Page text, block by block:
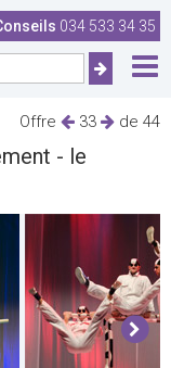
034 533 34 35
Offre 33 de 44
- le